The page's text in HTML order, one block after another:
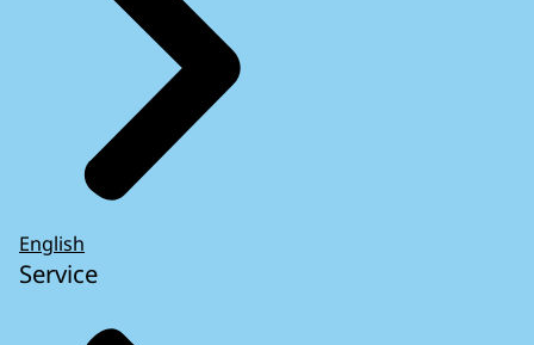
English
Service